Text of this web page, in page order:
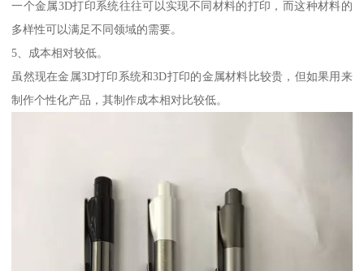
一个金属3D打印系统往往可以实现不同材料的打印，而这种材料的
多样性可以满足不同领域的需要。
5、成本相对较低。
虽然现在金属3D打印系统和3D打印的金属材料比较贵，但如果用来
制作个性化产品，其制作成本相对比较低。